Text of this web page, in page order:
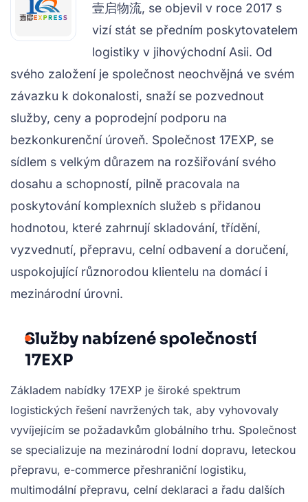
壹启物流, se objevil v roce 2017 s
vizí stát se předním poskytovatelem
logistiky v jihovýchodní Asii. Od
svého založení je společnost neochvějná ve svém
závazku k dokonalosti, snaží se pozvednout
služby, ceny a poprodejní podporu na
bezkonkurenční úroveň. Společnost 17EXP, se
sídlem s velkým důrazem na rozšiřování svého
dosahu a schopností, pilně pracovala na
poskytování komplexních služeb s přidanou
hodnotou, které zahrnují skladování, třídění,
vyzvednutí, přepravu, celní odbavení a doručení,
uspokojující různorodou klientelu na domácí i
mezinárodní úrovni.
Služby nabízené společností
17EXP
Základem nabídky 17EXP je široké spektrum
logistických řešení navržených tak, aby vyhovovaly
vyvíjejícím se požadavkům globálního trhu. Společnost
se specializuje na mezinárodní lodní dopravu, leteckou
přepravu, e-commerce přeshraniční logistiku,
multimodální přepravu, celní deklaraci a řadu dalších